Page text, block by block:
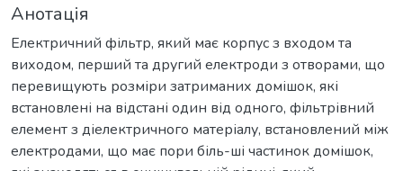
Анотація
Електричний фільтр, який має корпус з входом та
виходом, перший та другий електроди з отворами, що
перевищують розміри затриманих домішок, які
встановлені на відстані один від одного, фільтрівний
елемент з діелектричного матеріалу, встановлений між
електродами, що має пори біль-ші частинок домішок,